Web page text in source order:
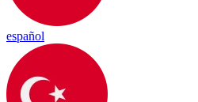
español